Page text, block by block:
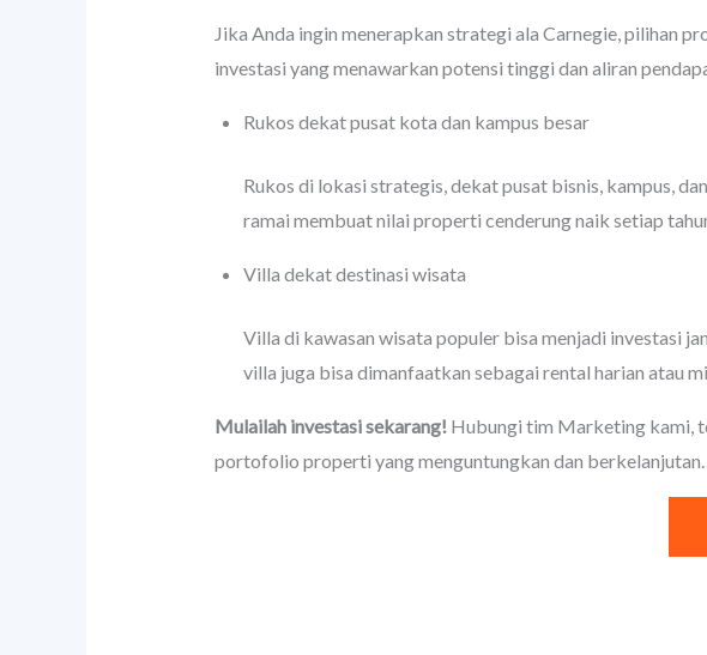
Jika Anda ingin menerapkan strategi ala Carnegie, pilihan
investasi yang menawarkan potensi tinggi dan aliran
Rukos dekat pusat kota dan kampus besar
Rukos di lokasi strategis, dekat pusat bisnis, kampus,
ramai membuat nilai properti cenderung naik setiap
Villa dekat destinasi wisata
Villa di kawasan wisata populer bisa menjadi investasi
villa juga bisa dimanfaatkan sebagai rental harian atau
Mulailah investasi sekarang! Hubungi tim Marketing kami,
portofolio properti yang menguntungkan dan